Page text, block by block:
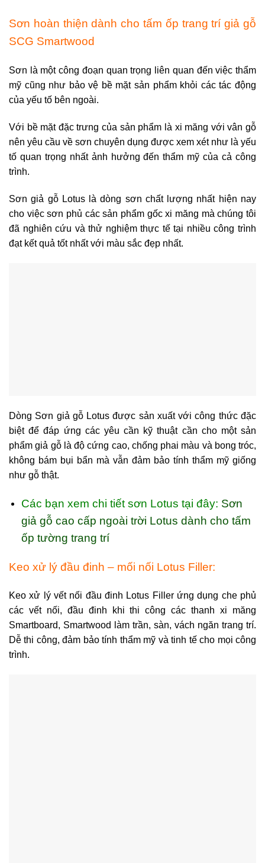
Sơn hoàn thiện dành cho tấm ốp trang trí giả gỗ
SCG Smartwood
Sơn là một công đoạn quan trọng liên quan đến việc thẩm
mỹ cũng như bảo vệ bề mặt sản phẩm khỏi các tác động
của yếu tố bên ngoài.
Với bề mặt đặc trưng của sản phẩm là xi măng với vân gỗ
nên yêu cầu về sơn chuyên dụng được xem xét như là yếu
tố quan trọng nhất ảnh hưởng đến thẩm mỹ của cả công
trình.
Sơn giả gỗ Lotus là dòng sơn chất lượng nhất hiện nay
cho việc sơn phủ các sản phẩm gốc xi măng mà chúng tôi
đã nghiên cứu và thử nghiệm thực tế tại nhiều công trình
đạt kết quả tốt nhất với màu sắc đẹp nhất.
Dòng Sơn giả gỗ Lotus được sản xuất với công thức đặc
biệt để đáp ứng các yêu cần kỹ thuật cần cho một sản
phẩm giả gỗ là độ cứng cao, chống phai màu và bong tróc,
không bám bụi bẩn mà vẫn đảm bảo tính thẩm mỹ giống
như gỗ thật.
Các bạn xem chi tiết sơn Lotus tại đây: Sơn
giả gỗ cao cấp ngoài trời Lotus dành cho tấm
ốp tường trang trí
Keo xử lý đầu đinh – mối nối Lotus Filler:
Keo xử lý vết nối đầu đinh Lotus Filler ứng dụng che phủ
các vết nối, đầu đinh khi thi công các thanh xi măng
Smartboard, Smartwood làm trần, sàn, vách ngăn trang trí.
Dễ thi công, đảm bảo tính thẩm mỹ và tinh tế cho mọi công
trình.